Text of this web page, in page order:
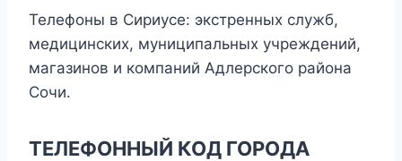
Телефоны в Сириусе: экстренных служб,
медицинских, муниципальных учреждений,
магазинов и компаний Адлерского района
Сочи.
ТЕЛЕФОННЫЙ КОД ГОРОДА